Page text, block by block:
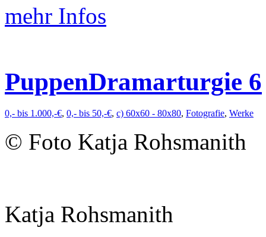
mehr Infos
PuppenDramarturgie 6
0,- bis 1.000,-€, 0,- bis 50,-€, c) 60x60 - 80x80, Fotografie, Werke
© Foto Katja Rohsmanith
Katja Rohsmanith